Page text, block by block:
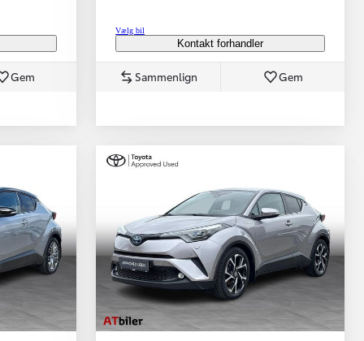
Gem
Vælg bil
Kontakt forhandler
Sammenlign Gem